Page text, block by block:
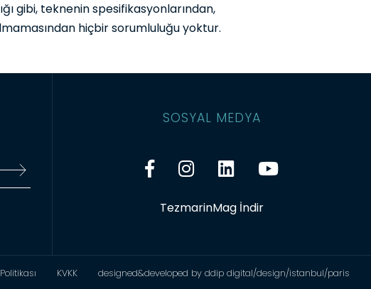
gibi, teknenin spesifikasyonlarından,
hiçbir sorumluluğu yoktur.
SOSYAL MEDYA
TezmarinMag İndir
KVKK designed&developed by ddip digital/design/istanbul/paris